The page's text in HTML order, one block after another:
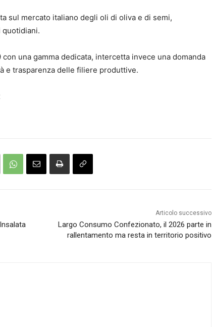
sul mercato italiano degli oli di oliva e di semi,
quotidiani.
una gamma dedicata, intercetta invece una domanda
e trasparenza delle filiere produttive.
Articolo successivo
Largo Consumo Confezionato, il 2026 parte in
rallentamento ma resta in territorio positivo